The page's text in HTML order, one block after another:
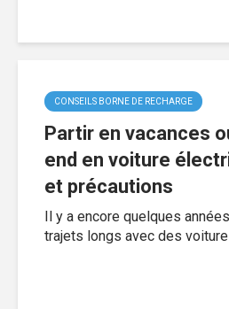
CONSEILS BORNE DE RECHARGE
Partir en vacances
end en voiture
et précautions
Il y a encore quelques
trajets longs avec des